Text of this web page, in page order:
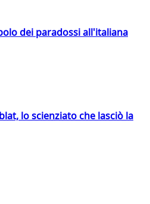
dei paradossi all'italiana
lo scienziato che lasciò la